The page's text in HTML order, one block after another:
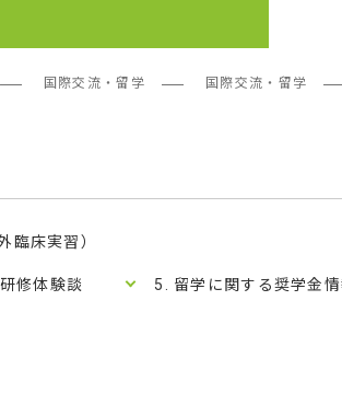
国際交流・留学 国際交流・留学
臨床実習）
修体験談 5. 留学に関する奨学金情